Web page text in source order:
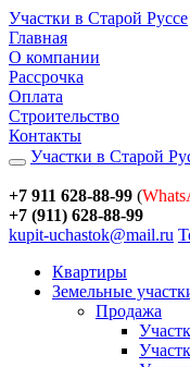
Участки в Старой Руссе
Главная
О компании
Рассрочка
Оплата
Строительство
Контакты
Участки в Старой
+7 911 628-88-99 (
+7 (911) 628-88-99
kupit-uchastok@mail.ru
Квартиры
Земельные
Продажа